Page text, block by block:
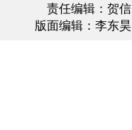
责任编辑：贺信
版面编辑：李东昊